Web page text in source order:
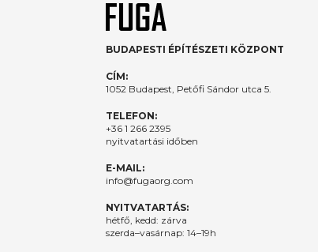
BUDAPESTI ÉPÍTÉSZETI KÖZPONT
CÍM:
1052 Budapest, Petőfi Sándor utca 5.
TELEFON:
+36 1 266 2395
nyitvatartási időben
E-MAIL:
info@fugaorg.com
NYITVATARTÁS:
hétfő, kedd: zárva
szerda–vasárnap: 14–19h